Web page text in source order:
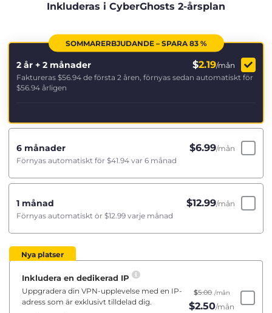
Inkluderas i CyberGhosts 2-årsplan
SOMMARERBJUDANDE – SPARA 83 %
2 år + 2 månader $2.19/mån
Faktureras $56.94 de första 2 åren, förnyas sedan automatiskt för
$56.94 årligen
6 månader $6.99/mån
Förnyas automatiskt för $41.94 var 6 månad
1 månad $12.99/mån
Förnyas automatiskt ör $12.99 varje månad
Nya platser
Inkludera en dedikerad IP
Uppgradera din VPN-upplevelse med en IP-
adress som är exklusivt tilldelad dig.
$5.00 /mån
$2.50/mån